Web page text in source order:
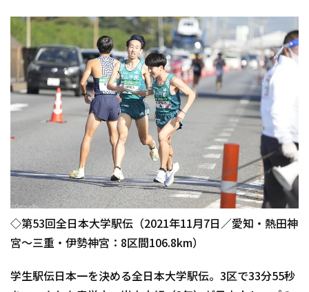
◇第53回全日本大学駅伝（2021年11月7日／愛知・熱田神
宮～三重・伊勢神宮：8区間106.8km）
学生駅伝日本一を決める全日本大学駅伝。3区で33分55秒